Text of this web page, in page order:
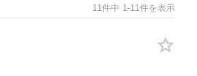
11件中 1-11件を表示